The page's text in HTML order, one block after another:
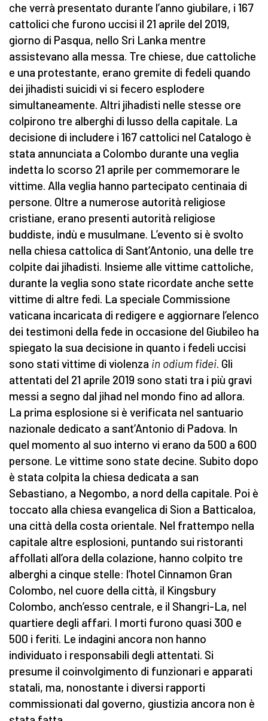
che verrà presentato durante l’anno giubilare, i 167
cattolici che furono uccisi il 21 aprile del 2019,
giorno di Pasqua, nello Sri Lanka mentre
assistevano alla messa. Tre chiese, due cattoliche
e una protestante, erano gremite di fedeli quando
dei jihadisti suicidi vi si fecero esplodere
simultaneamente. Altri jihadisti nelle stesse ore
colpirono tre alberghi di lusso della capitale. La
decisione di includere i 167 cattolici nel Catalogo è
stata annunciata a Colombo durante una veglia
indetta lo scorso 21 aprile per commemorare le
vittime. Alla veglia hanno partecipato centinaia di
persone. Oltre a numerose autorità religiose
cristiane, erano presenti autorità religiose
buddiste, indù e musulmane. L’evento si è svolto
nella chiesa cattolica di Sant’Antonio, una delle tre
colpite dai jihadisti. Insieme alle vittime cattoliche,
durante la veglia sono state ricordate anche sette
vittime di altre fedi. La speciale Commissione
vaticana incaricata di redigere e aggiornare l’elenco
dei testimoni della fede in occasione del Giubileo ha
spiegato la sua decisione in quanto i fedeli uccisi
sono stati vittime di violenza in odium fidei. Gli
attentati del 21 aprile 2019 sono stati tra i più gravi
messi a segno dal jihad nel mondo fino ad allora.
La prima esplosione si è verificata nel santuario
nazionale dedicato a sant’Antonio di Padova. In
quel momento al suo interno vi erano da 500 a 600
persone. Le vittime sono state decine. Subito dopo
è stata colpita la chiesa dedicata a san
Sebastiano, a Negombo, a nord della capitale. Poi è
toccato alla chiesa evangelica di Sion a Batticaloa,
una città della costa orientale. Nel frattempo nella
capitale altre esplosioni, puntando sui ristoranti
affollati all’ora della colazione, hanno colpito tre
alberghi a cinque stelle: l’hotel Cinnamon Gran
Colombo, nel cuore della città, il Kingsbury
Colombo, anch’esso centrale, e il Shangri-La, nel
quartiere degli affari. I morti furono quasi 300 e
500 i feriti. Le indagini ancora non hanno
individuato i responsabili degli attentati. Si
presume il coinvolgimento di funzionari e apparati
statali, ma, nonostante i diversi rapporti
commissionati dal governo, giustizia ancora non è